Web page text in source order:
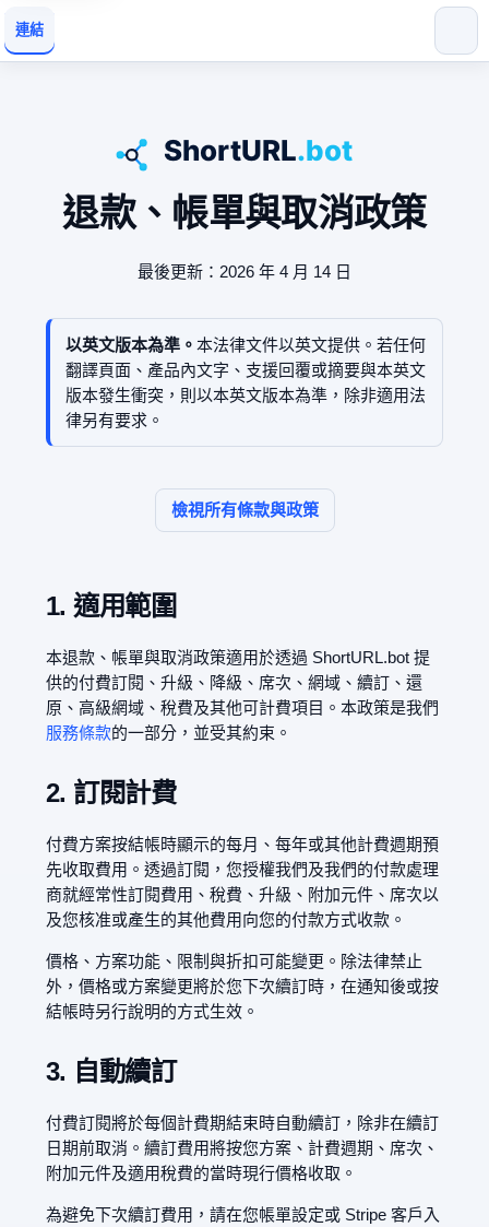
連結
退款、帳單與取消政策
最後更新：2026 年 4 月 14 日
以英文版本為準。 本法律文件以英文提供。若任何
翻譯頁面、產品內文字、支援回覆或摘要與本英文
版本發生衝突，則以本英文版本為準，除非適用法
律另有要求。
檢視所有條款與政策
1. 適用範圍
本退款、帳單與取消政策適用於透過 ShortURL.bot 提
供的付費訂閱、升級、降級、席次、網域、續訂、還
原、高級網域、稅費及其他可計費項目。本政策是我們
服務條款的一部分，並受其約束。
2. 訂閱計費
付費方案按結帳時顯示的每月、每年或其他計費週期預
先收取費用。透過訂閱，您授權我們及我們的付款處理
商就經常性訂閱費用、稅費、升級、附加元件、席次以
及您核准或產生的其他費用向您的付款方式收款。
價格、方案功能、限制與折扣可能變更。除法律禁止
外，價格或方案變更將於您下次續訂時，在通知後或按
結帳時另行說明的方式生效。
3. 自動續訂
付費訂閱將於每個計費期結束時自動續訂，除非在續訂
日期前取消。續訂費用將按您方案、計費週期、席次、
附加元件及適用稅費的當時現行價格收取。
為避免下次續訂費用，請在您帳單設定或 Stripe 客戶入